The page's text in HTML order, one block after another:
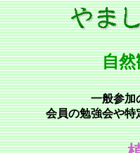
自然
一般参加
会員の勉強会や特